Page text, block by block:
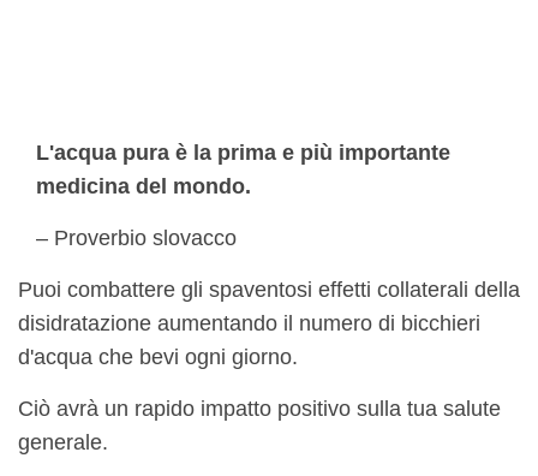
L'acqua pura è la prima e più importante
medicina del mondo.
– Proverbio slovacco
Puoi combattere gli spaventosi effetti collaterali della
disidratazione aumentando il numero di bicchieri
d'acqua che bevi ogni giorno.
Ciò avrà un rapido impatto positivo sulla tua salute
generale.